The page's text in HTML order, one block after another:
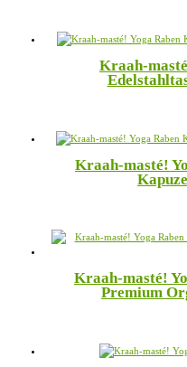
Kraah-
Kraah-masté!
Kraah-masté!
Premium